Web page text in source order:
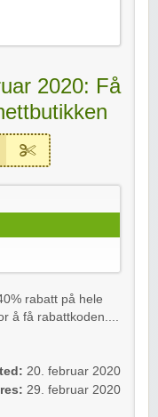
2020: Få
rabatt på hele
å få rabattkoden....
20. februar 2020
29. februar 2020